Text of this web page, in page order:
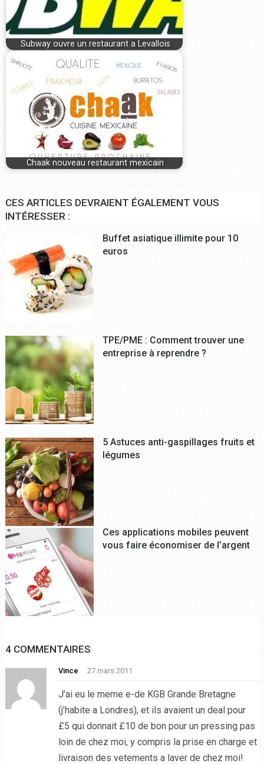
Subway ouvre un restaurant a Levallois
Chaak nouveau restaurant mexicain
CES ARTICLES DEVRAIENT ÉGALEMENT VOUS
INTÉRESSER :
Buffet asiatique illimite pour 10
euros
TPE/PME : Comment trouver une
entreprise à reprendre ?
5 Astuces anti-gaspillages fruits et
légumes
Ces applications mobiles peuvent
vous faire économiser de l’argent
4 COMMENTAIRES
Vince 27 mars 2011
J’ai eu le meme e-de KGB Grande Bretagne
(j’habite a Londres), et ils avaient un deal pour
£5 qui donnait £10 de bon pour un pressing pas
loin de chez moi, y compris la prise en charge et
livraison des vetements a laver de chez moi!